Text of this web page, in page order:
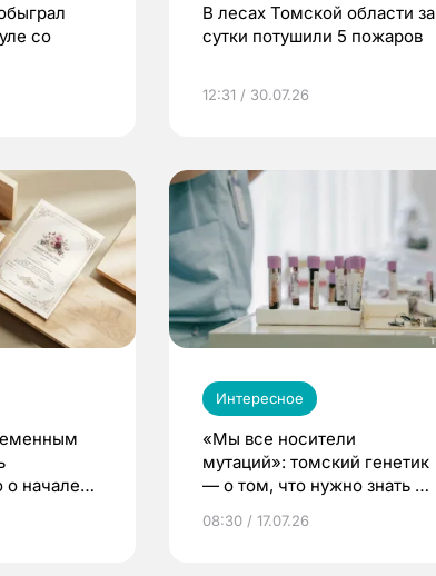
со
В лесах Томской области за
сутки потушили 5 пожаров
12:31 / 30.07.26
о начале
Интересное
«Мы все носители
мутаций»: томский генетик
— о том, что нужно знать до
08:30 / 17.07.26